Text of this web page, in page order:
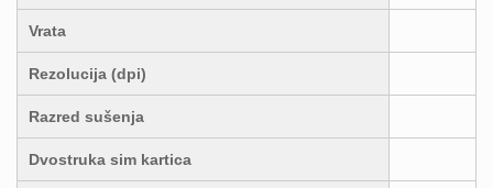
Vrata
Rezolucija (dpi)
Razred sušenja
Dvostruka sim kartica